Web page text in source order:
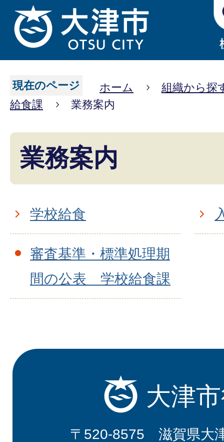
現在のページ ホーム
組織から探
給食課
業務案内
業務案内
学校給食
審査基準・標準処理期
間の公表 学校給食課
大津
〒520-8575 滋賀県大